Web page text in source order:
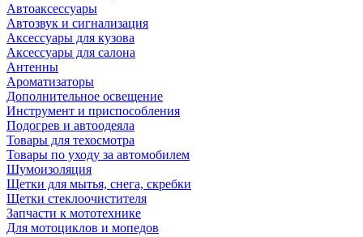
Автоаксессуары
Автозвук и сигнализация
Аксессуары для кузова
Аксессуары для салона
Антенны
Ароматизаторы
Дополнительное освещение
Инструмент и приспособления
Подогрев и автоодеяла
Товары для техосмотра
Товары по уходу за автомобилем
Шумоизоляция
Щетки для мытья, снега, скребки
Щетки стеклоочистителя
Запчасти к мототехнике
Для мотоциклов и мопедов